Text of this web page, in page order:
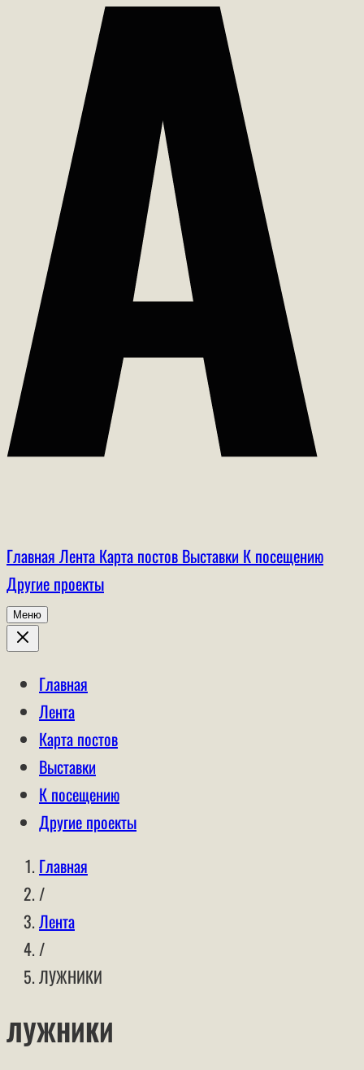
Главная Лента Карта постов Выставки К посещению
Другие проекты
Меню
Главная
Лента
Карта постов
Выставки
К посещению
Другие проекты
Главная
/
Лента
/
ЛУЖНИКИ
ЛУЖНИКИ